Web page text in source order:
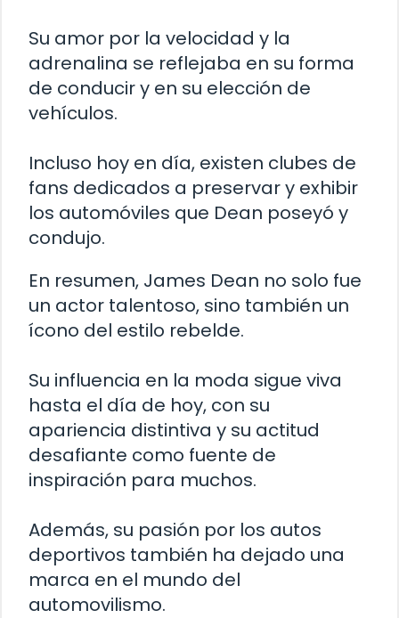
Su amor por la velocidad y la
adrenalina se reflejaba en su forma
de conducir y en su elección de
vehículos.
Incluso hoy en día, existen clubes de
fans dedicados a preservar y exhibir
los automóviles que Dean poseyó y
condujo.
En resumen, James Dean no solo fue
un actor talentoso, sino también un
ícono del estilo rebelde.
Su influencia en la moda sigue viva
hasta el día de hoy, con su
apariencia distintiva y su actitud
desafiante como fuente de
inspiración para muchos.
Además, su pasión por los autos
deportivos también ha dejado una
marca en el mundo del
automovilismo.